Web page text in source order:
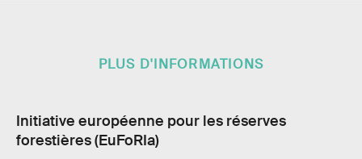
PLUS D'INFORMATIONS
Initiative européenne pour les réserves
forestières (EuFoRIa)